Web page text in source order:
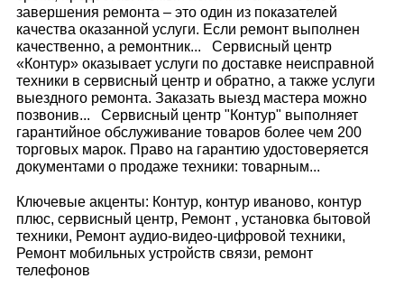
завершения ремонта – это один из показателей
качества оказанной услуги. Если ремонт выполнен
качественно, а ремонтник... Сервисный центр
«Контур» оказывает услуги по доставке неисправной
техники в сервисный центр и обратно, а также услуги
выездного ремонта. Заказать выезд мастера можно
позвонив... Сервисный центр "Контур" выполняет
гарантийное обслуживание товаров более чем 200
торговых марок. Право на гарантию удостоверяется
документами о продаже техники: товарным...
Ключевые акценты: Контур, контур иваново, контур
плюс, сервисный центр, Ремонт , установка бытовой
техники, Ремонт аудио-видео-цифровой техники,
Ремонт мобильных устройств связи, ремонт
телефонов